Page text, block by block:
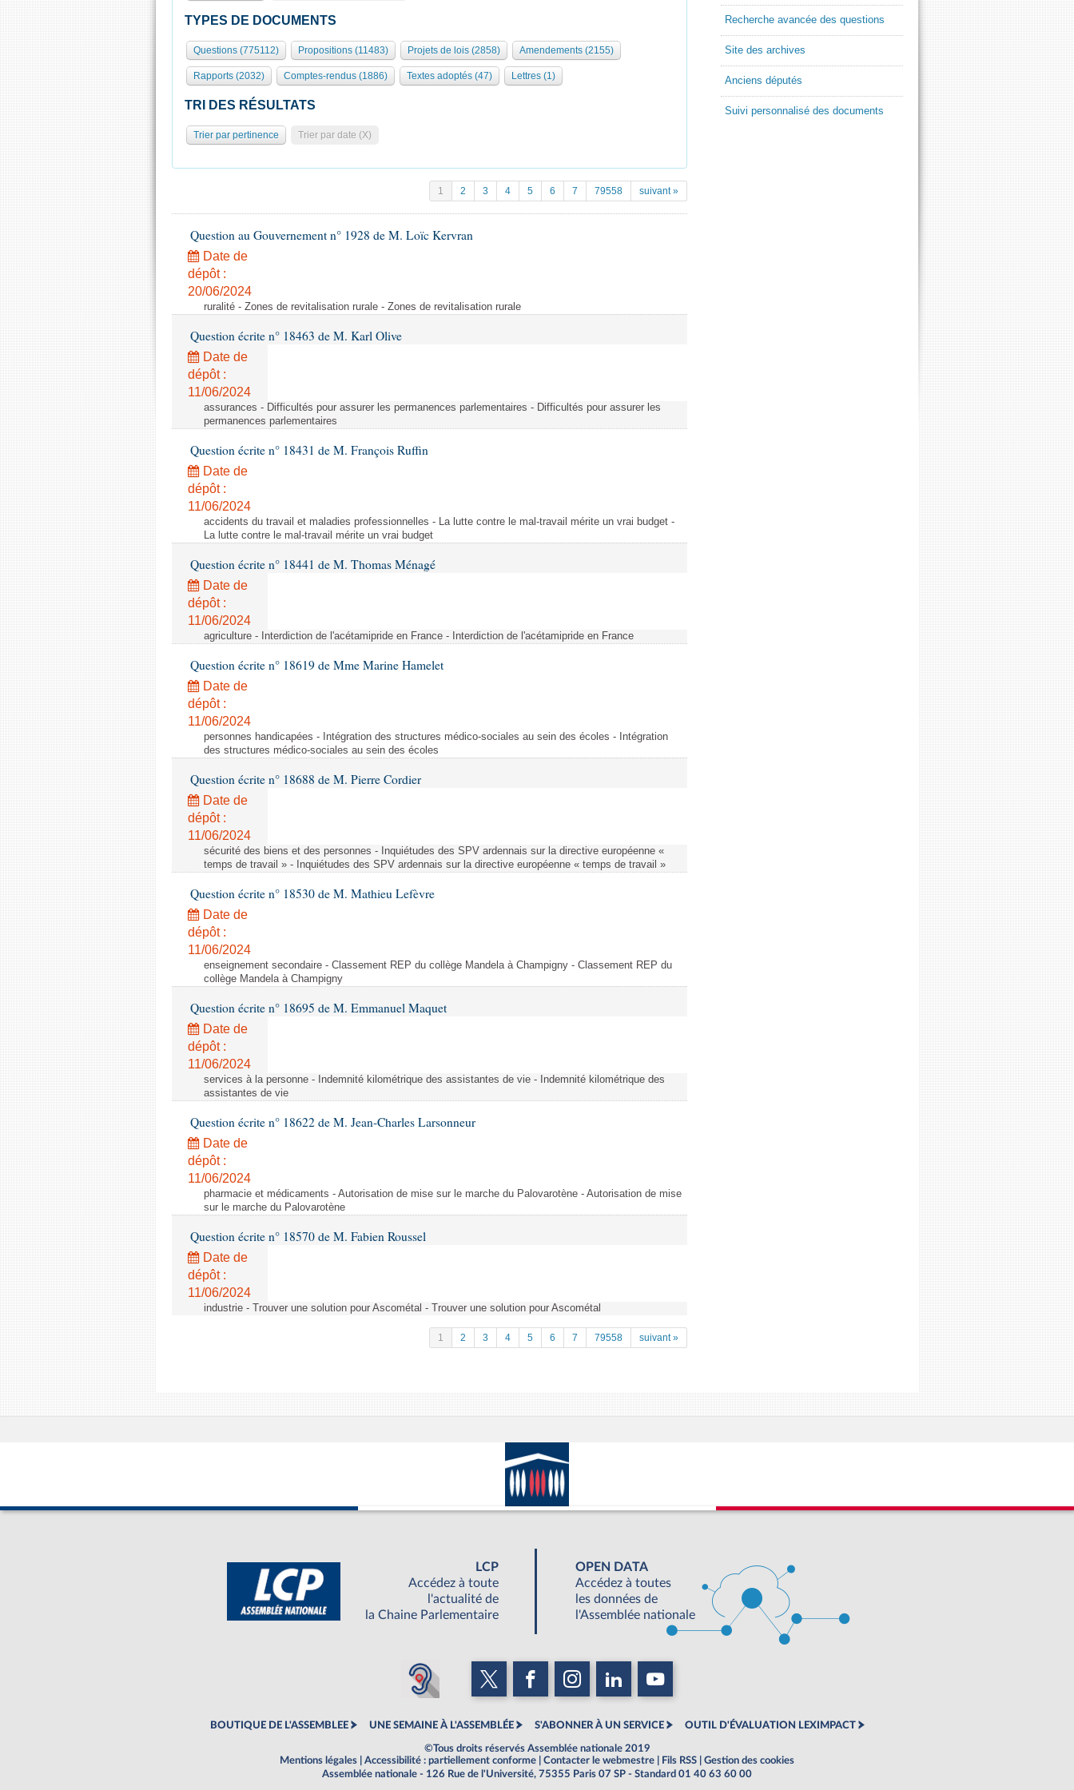
TYPES DE DOCUMENTS
Questions (775112) Propositions (11483) Projets de lois (2858) Amendements (2155)
Rapports (2032) Comptes-rendus (1886) Textes adoptés (47) Lettres (1)
TRI DES RÉSULTATS
Trier par pertinence Trier par date (X)
1 2 3 4 5 6 7 79558 suivant »
Question au Gouvernement n° 1928 de M. Loïc Kervran
Date de
dépôt :
20/06/2024
ruralité - Zones de revitalisation rurale - Zones de revitalisation rurale
Question écrite n° 18463 de M. Karl Olive
Date de
dépôt :
11/06/2024
assurances - Difficultés pour assurer les permanences parlementaires - Difficultés pour assurer les
permanences parlementaires
Question écrite n° 18431 de M. François Ruffin
Date de
dépôt :
11/06/2024
accidents du travail et maladies professionnelles - La lutte contre le mal-travail mérite un vrai budget -
La lutte contre le mal-travail mérite un vrai budget
Question écrite n° 18441 de M. Thomas Ménagé
Date de
dépôt :
11/06/2024
agriculture - Interdiction de l'acétamipride en France - Interdiction de l'acétamipride en France
Question écrite n° 18619 de Mme Marine Hamelet
Date de
dépôt :
11/06/2024
personnes handicapées - Intégration des structures médico-sociales au sein des écoles - Intégration
des structures médico-sociales au sein des écoles
Question écrite n° 18688 de M. Pierre Cordier
Date de
dépôt :
11/06/2024
sécurité des biens et des personnes - Inquiétudes des SPV ardennais sur la directive européenne «
temps de travail » - Inquiétudes des SPV ardennais sur la directive européenne « temps de travail »
Question écrite n° 18530 de M. Mathieu Lefèvre
Date de
dépôt :
11/06/2024
enseignement secondaire - Classement REP du collège Mandela à Champigny - Classement REP du
collège Mandela à Champigny
Question écrite n° 18695 de M. Emmanuel Maquet
Date de
dépôt :
11/06/2024
services à la personne - Indemnité kilométrique des assistantes de vie - Indemnité kilométrique des
assistantes de vie
Question écrite n° 18622 de M. Jean-Charles Larsonneur
Date de
dépôt :
11/06/2024
pharmacie et médicaments - Autorisation de mise sur le marche du Palovarotène - Autorisation de mise
sur le marche du Palovarotène
Question écrite n° 18570 de M. Fabien Roussel
Date de
dépôt :
11/06/2024
industrie - Trouver une solution pour Ascométal - Trouver une solution pour Ascométal
1 2 3 4 5 6 7 79558 suivant »
Recherche avancée des questions
Site des archives
Anciens députés
Suivi personnalisé des documents
LCP
Accédez à toute
l'actualité de
la Chaine Parlementaire
OPEN DATA
Accédez à toutes
les données de
l'Assemblée nationale
BOUTIQUE DE L'ASSEMBLEE UNE SEMAINE À L'ASSEMBLÉE S'ABONNER À UN SERVICE OUTIL D'ÉVALUATION LEXIMPACT
©Tous droits réservés Assemblée nationale 2019
Mentions légales
Accessibilité : partiellement conforme Contacter le webmestre Fils RSS
Gestion des cookies
Assemblée nationale - 126 Rue de l'Université, 75355 Paris 07 SP - Standard 01 40 63 60 00